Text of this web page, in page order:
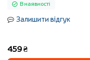
В наявності
Залишити відгук
459 ₴